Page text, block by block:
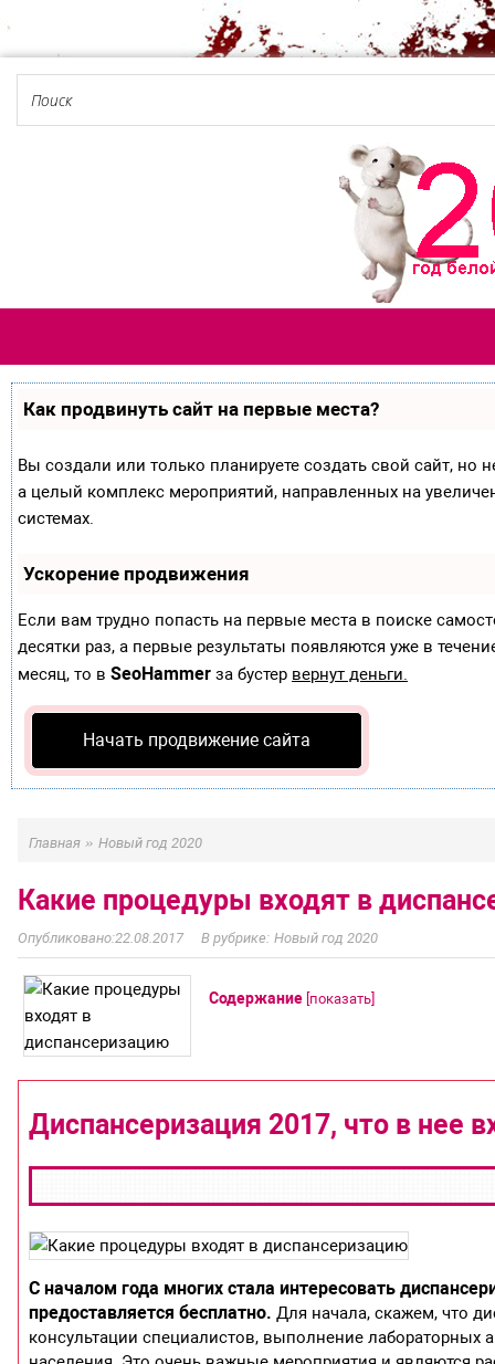
Как продвинуть сайт на первые места?
Вы создали или только планируете создать свой сайт, но
а целый комплекс мероприятий, направленных на
системах.
Ускорение продвижения
Если вам трудно попасть на первые места в поиске
десятки раз, а первые результаты появляются уже в
месяц, то в SeoHammer за бустер вернут деньги.
Начать продвижение сайта
Главная » Новый год 2020
Какие процедуры входят в
22.08.2017 Новый год 2020
Содержание [показать]
Диспансеризация 2017, что в нее
С началом года многих стала интересовать
предоставляется бесплатно. Для начала, скажем, что
консультации специалистов, выполнение лабораторных